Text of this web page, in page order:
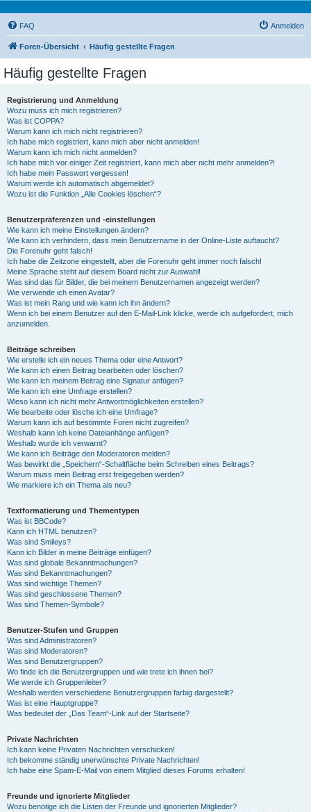
FAQ Anmelden
Foren-Übersicht Häufig gestellte Fragen
Häufig gestellte Fragen
Registrierung und Anmeldung
Wozu muss ich mich registrieren?
Was ist COPPA?
Warum kann ich mich nicht registrieren?
Ich habe mich registriert, kann mich aber nicht anmelden!
Warum kann ich mich nicht anmelden?
Ich habe mich vor einiger Zeit registriert, kann mich aber nicht mehr anmelden?!
Ich habe mein Passwort vergessen!
Warum werde ich automatisch abgemeldet?
Wozu ist die Funktion „Alle Cookies löschen“?
Benutzerpräferenzen und -einstellungen
Wie kann ich meine Einstellungen ändern?
Wie kann ich verhindern, dass mein Benutzername in der Online-Liste auftaucht?
Die Forenuhr geht falsch!
Ich habe die Zeitzone eingestellt, aber die Forenuhr geht immer noch falsch!
Meine Sprache steht auf diesem Board nicht zur Auswahl!
Was sind das für Bilder, die bei meinem Benutzernamen angezeigt werden?
Wie verwende ich einen Avatar?
Was ist mein Rang und wie kann ich ihn ändern?
Wenn ich bei einem Benutzer auf den E-Mail-Link klicke, werde ich aufgefordert, mich
anzumelden.
Beiträge schreiben
Wie erstelle ich ein neues Thema oder eine Antwort?
Wie kann ich einen Beitrag bearbeiten oder löschen?
Wie kann ich meinem Beitrag eine Signatur anfügen?
Wie kann ich eine Umfrage erstellen?
Wieso kann ich nicht mehr Antwortmöglichkeiten erstellen?
Wie bearbeite oder lösche ich eine Umfrage?
Warum kann ich auf bestimmte Foren nicht zugreifen?
Weshalb kann ich keine Dateianhänge anfügen?
Weshalb wurde ich verwarnt?
Wie kann ich Beiträge den Moderatoren melden?
Was bewirkt die „Speichern“-Schaltfläche beim Schreiben eines Beitrags?
Warum muss mein Beitrag erst freigegeben werden?
Wie markiere ich ein Thema als neu?
Textformatierung und Thementypen
Was ist BBCode?
Kann ich HTML benutzen?
Was sind Smileys?
Kann ich Bilder in meine Beiträge einfügen?
Was sind globale Bekanntmachungen?
Was sind Bekanntmachungen?
Was sind wichtige Themen?
Was sind geschlossene Themen?
Was sind Themen-Symbole?
Benutzer-Stufen und Gruppen
Was sind Administratoren?
Was sind Moderatoren?
Was sind Benutzergruppen?
Wo finde ich die Benutzergruppen und wie trete ich ihnen bei?
Wie werde ich Gruppenleiter?
Weshalb werden verschiedene Benutzergruppen farbig dargestellt?
Was ist eine Hauptgruppe?
Was bedeutet der „Das Team“-Link auf der Startseite?
Private Nachrichten
Ich kann keine Privaten Nachrichten verschicken!
Ich bekomme ständig unerwünschte Private Nachrichten!
Ich habe eine Spam-E-Mail von einem Mitglied dieses Forums erhalten!
Freunde und ignorierte Mitglieder
Wozu benötige ich die Listen der Freunde und ignorierten Mitglieder?